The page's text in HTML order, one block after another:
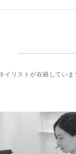
イリストが在籍していま